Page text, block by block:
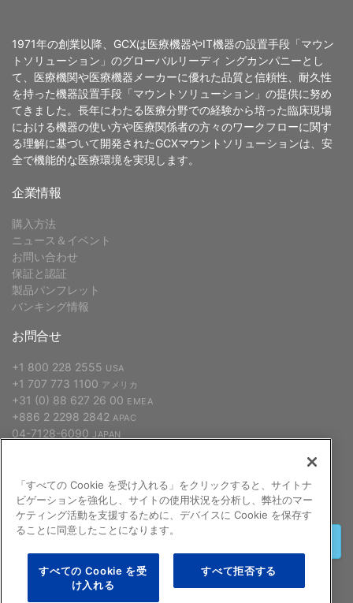
1971年の創業以降、GCXは医療機器やIT機器の設置手段「マウン
トソリューション」のグローバルリーディ ングカンパニーとし
て、医療機関や医療機器メーカーに優れた品質と信頼性、耐久性
を持った機器設置手段「マウントソリューション」の提供に努め
てきました。長年にわたる医療分野での経験から培った臨床現場
における機器の使い方や医療関係者の方々のワークフローに関す
る理解に基づいて開発されたGCXマウントソリューションは、安
全で機能的な医療環境を実現します。
企業情報
購入方法
ニュース＆イベント
お問い合わせ
保証と認証
製品パンフレット
バンキング情報
お問合せ
+1 800 228 2555 USA
+1 707 773 1100 アメリカ
+31 (0) 88 627 26 00 EMEA
+886 2 2298 2842 APAC
04-7128-6090 JAPAN
申し込む
「すべての Cookie を受け入れる」をクリックすると、サイトナ
ビゲーションを強化し、サイトの使用状況を分析し、弊社のマー
ケティング活動を支援するために、デバイスに Cookie を保存す
ることに同意したことになります。
すべての Cookie を受
け入れる
すべて拒否する